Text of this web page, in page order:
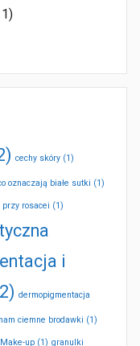
cechy skóry (1)
oznaczają białe sutki (1)
rosacei (1)
i
dermopigmentacja
ciemne brodawki (1)
up (1) granulki